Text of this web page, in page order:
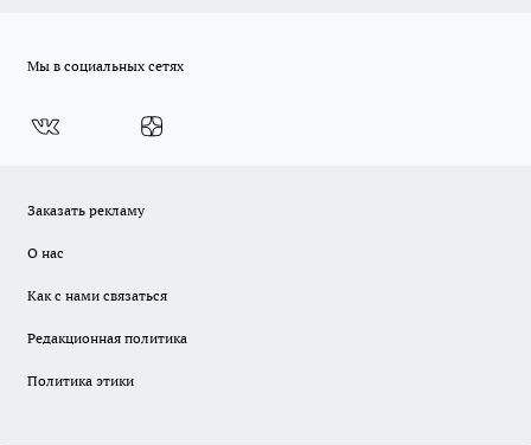
Мы в социальных сетях
Заказать рекламу
О нас
Как с нами связаться
Редакционная политика
Политика этики